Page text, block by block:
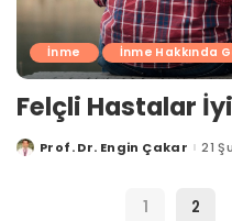
İnme İnme Hakkında
Felçli Hastalar
PostedProf. Dr. Engin Çakar 21
1 2